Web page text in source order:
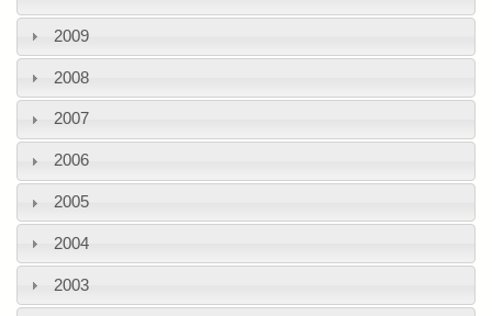
2009
2008
2007
2006
2005
2004
2003